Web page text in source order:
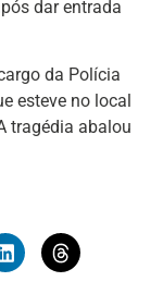
dar entrada
da Polícia
esteve no local
tragédia abalou